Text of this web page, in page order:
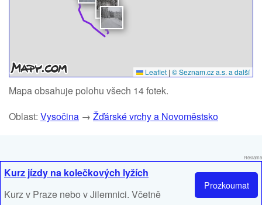
Leaflet | © Seznam.cz a.s. a další
Mapa obsahuje polohu všech 14 fotek.
Oblast: Vysočina → Žďárské vrchy a Novoměstsko
Reklama
Prozkoumat
Kurz jízdy na kolečkových lyžích
Kurz v Praze nebo v Jilemnici. Včetně